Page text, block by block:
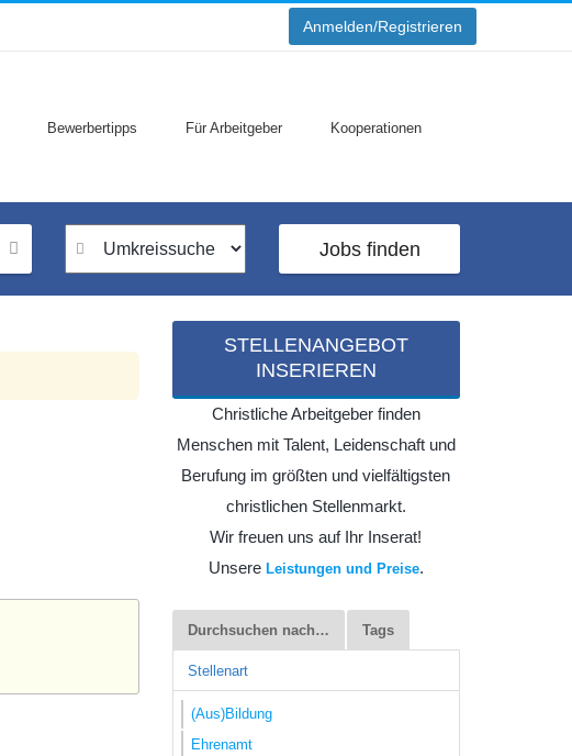
Anmelden/Registrieren
Bewerbertipps Für Arbeitgeber Kooperationen
Jobs finden
STELLENANGEBOT
INSERIEREN
Christliche Arbeitgeber finden
Menschen mit Talent, Leidenschaft und
Berufung im größten und vielfältigsten
christlichen Stellenmarkt.
Wir freuen uns auf Ihr Inserat!
Unsere Leistungen und Preise.
Durchsuchen nach… Tags
Stellenart
(Aus)Bildung
Ehrenamt